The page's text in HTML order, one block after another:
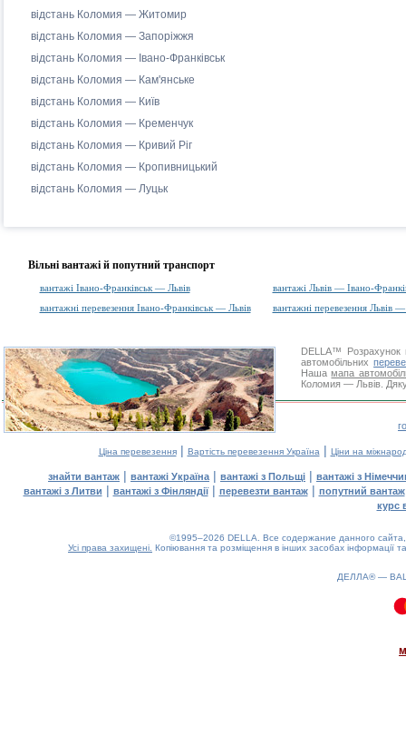
відстань Коломия — Житомир
відстань Коломия — Запоріжжя
відстань Коломия — Івано-Франківськ
відстань Коломия — Кам'янське
відстань Коломия — Київ
відстань Коломия — Кременчук
відстань Коломия — Кривий Ріг
відстань Коломия — Кропивницький
відстань Коломия — Луцьк
Вільні вантажі й попутний транспорт
вантажі Івано-Франківськ — Львів
вантажі Львів — Івано-
вантажні перевезення Івано-Франківськ — Львів
вантажні перевезення Львів
DELLA™
Розрахунок
автомобільних
Нашамапа
Коломия — Львів.
Ціна перевезення| Вартість перевезення Україна | Ціни на
знайти вантаж | вантажі Україна | вантажі з Польщі | вантажі з
вантажі з Литви | вантажі з Фінляндії| перевезти вантаж| попутний вантаж
курс
©1995–2026 DELLA. Все содержание данного
Усі права захищені. Копіювання та розміщення в інших засобах інформації
ДЕЛЛА® —